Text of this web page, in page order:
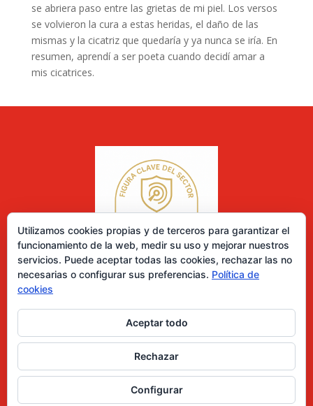
se abriera paso entre las grietas de mi piel. Los versos
se volvieron la cura a estas heridas, el daño de las
mismas y la cicatriz que quedaría y ya nunca se iría. En
resumen, aprendí a ser poeta cuando decidí amar a
mis cicatrices.
0 elementos
Desarrollado por Diseñador web para empresas
Utilizamos cookies propias y de terceros para garantizar el
funcionamiento de la web, medir su uso y mejorar nuestros
servicios. Puede aceptar todas las cookies, rechazar las no
necesarias o configurar sus preferencias. Política de
cookies
Aceptar todo
Rechazar
Configurar